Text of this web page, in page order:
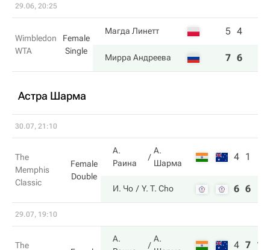
29.06, 20:25
Wimbledon
WTA
Female
Single
Магда Линетт 5 4
Мирра Андреева 7 6
Астра Шарма
30.07, 21:10
The
Memphis
Classic
Female
Double
А.
Раина
А.
Шарма
4 1
И. Чо Y. T. Cho 6 6
29.07, 19:10
The
А.
А.
4 7 10